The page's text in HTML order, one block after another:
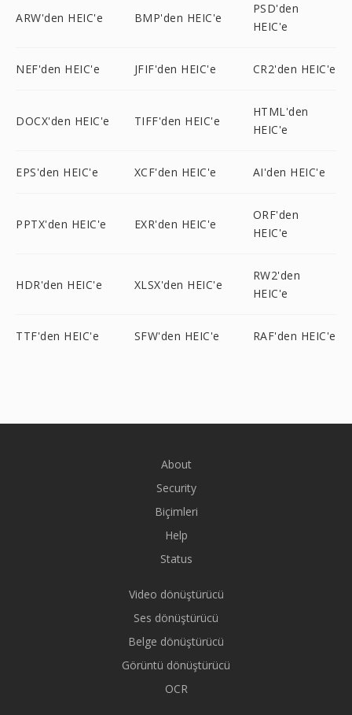
ARW'den HEIC'e BMP'den HEIC'e
PSD'den
HEIC'e
NEF'den HEIC'e JFIF'den HEIC'e CR2'den HEIC'e
DOCX'den HEIC'e TIFF'den HEIC'e
HTML'den
HEIC'e
EPS'den HEIC'e XCF'den HEIC'e AI'den HEIC'e
PPTX'den HEIC'e EXR'den HEIC'e
ORF'den
HEIC'e
HDR'den HEIC'e XLSX'den HEIC'e
RW2'den
HEIC'e
TTF'den HEIC'e SFW'den HEIC'e RAF'den HEIC'e
About
Security
Biçimleri
Help
Status
Video dönüştürücü
Ses dönüştürücü
Belge dönüştürücü
Görüntü dönüştürücü
OCR